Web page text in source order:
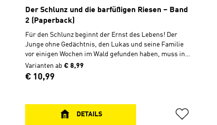
Der Schlunz und die barfüßigen Riesen – Band
2 (Paperback)
Für den Schlunz beginnt der Ernst des Lebens! Der
Junge ohne Gedächtnis, den Lukas und seine Familie
vor einigen Wochen im Wald gefunden haben, muss in
die Schule gehen. Zuerst freuen sich Lukas und
Schlunz. Aber schon bald begegnen sie Knut und
Brutus, zwei älteren Jungen, die ihnen das Leben
wieder lauter verrückte Ideen aus: Wie kann man mit
Varianten ab € 8,99
Regulärer Preis:
€ 10,99
DETAILS